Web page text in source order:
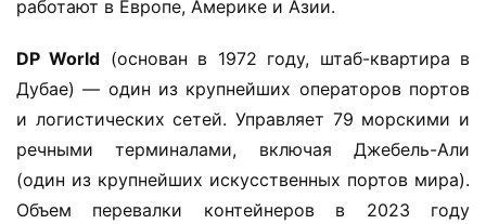
о
б
л
ь
работают в Европе, Америке и Азии.
​DP World​ ​ (основан в 1972 году, штаб-квартира в
Дубае) — один из крупнейших операторов портов
и логистических сетей. Управляет 79 морскими и
речными терминалами, включая Джебель-Али
(один из крупнейших искусственных портов мира).
Объем перевалки контейнеров в 2023 году